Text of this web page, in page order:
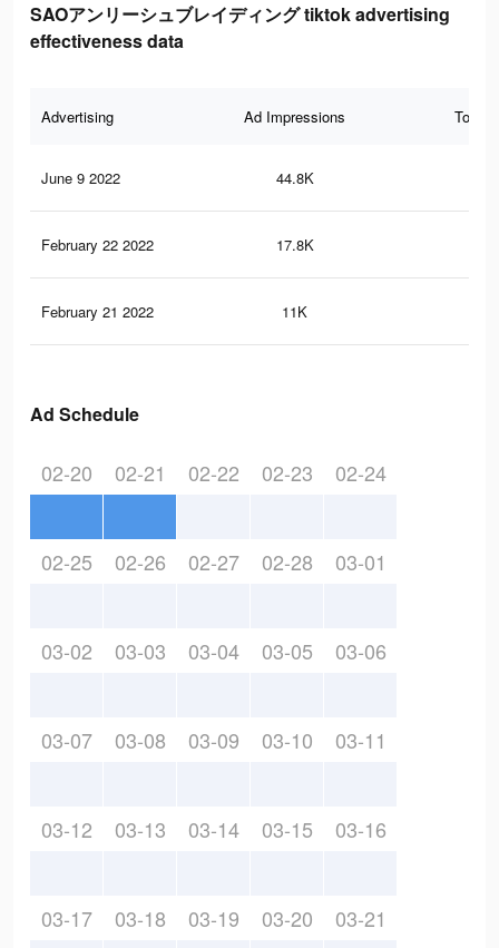
SAOアンリーシュブレイディング tiktok advertising
effectiveness data
Advertising Ad Impressions Total
June 9 2022 44.8K
February 22 2022 17.8K
February 21 2022 11K
Ad Schedule
02-20 02-21 02-22 02-23 02-24
02-25 02-26 02-27 02-28 03-01
03-02 03-03 03-04 03-05 03-06
03-07 03-08 03-09 03-10 03-11
03-12 03-13 03-14 03-15 03-16
03-17 03-18 03-19 03-20 03-21